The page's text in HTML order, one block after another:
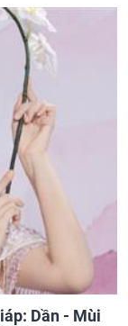
Dần - Mùi